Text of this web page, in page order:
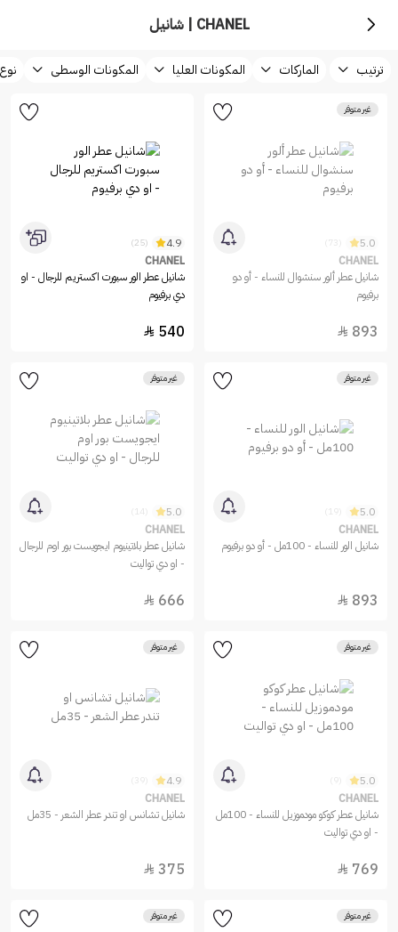
CHANEL | شانيل
ترتيب الماركات المكونات العليا المكونات الوسطى
غير متوفر
5.0
CHANEL
شانيل عطر ألور سنشوال للنساء - أو دو
برفيوم
893

4.9
(25)
CHANEL
شانيل عطر الور سبورت اكستريم للرجال - او
دي برفيوم
540

غير متوفر
5.0
CHANEL
شانيل الور للنساء - 100مل - أو دو برفيوم
893

غير متوفر
5.0
CHANEL
شانيل عطر بلاتينيوم ايجويست بور اوم للرجال
- او دي تواليت
666

غير متوفر
5.0
CHANEL
شانيل عطر كوكو مودموزيل للنساء - 100مل
- او دي تواليت
769

غير متوفر
4.9
CHANEL
شانيل تشانس او تندر عطر الشعر - 35مل
375

غير متوفر غير متوفر